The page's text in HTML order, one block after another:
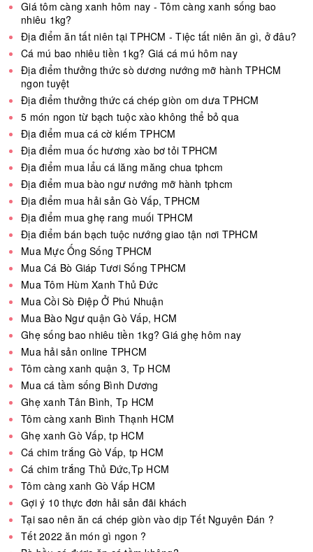
Giá tôm càng xanh hôm nay - Tôm càng xanh sống bao
nhiêu 1kg?
Địa điểm ăn tất niên tại TPHCM - Tiệc tất niên ăn gì, ở đâu?
Cá mú bao nhiêu tiền 1kg? Giá cá mú hôm nay
Địa điểm thưởng thức sò dương nướng mỡ hành TPHCM
ngon tuyệt
Địa điểm thưởng thức cá chép giòn om dưa TPHCM
5 món ngon từ bạch tuộc xào không thể bỏ qua
Địa điểm mua cá cờ kiếm TPHCM
Địa điểm mua ốc hương xào bơ tỏi TPHCM
Địa điểm mua lẩu cá lăng măng chua tphcm
Địa điểm mua bào ngư nướng mỡ hành tphcm
Địa điểm mua hải sản Gò Vấp, TPHCM
Địa điểm mua ghẹ rang muối TPHCM
Địa điểm bán bạch tuộc nướng giao tận nơi TPHCM
Mua Mực Ống Sống TPHCM
Mua Cá Bò Giáp Tươi Sống TPHCM
Mua Tôm Hùm Xanh Thủ Đức
Mua Cồi Sò Điệp Ở Phú Nhuận
Mua Bào Ngư quận Gò Vấp, HCM
Ghẹ sống bao nhiêu tiền 1kg? Giá ghẹ hôm nay
Mua hải sản online TPHCM
Tôm càng xanh quận 3, Tp HCM
Mua cá tầm sống Bình Dương
Ghẹ xanh Tân Bình, Tp HCM
Tôm càng xanh Bình Thạnh HCM
Ghẹ xanh Gò Vấp, tp HCM
Cá chim trắng Gò Vấp, tp HCM
Cá chim trắng Thủ Đức,Tp HCM
Tôm càng xanh Gò Vấp HCM
Gợi ý 10 thực đơn hải sản đãi khách
Tại sao nên ăn cá chép giòn vào dịp Tết Nguyên Đán ?
Tết 2022 ăn món gì ngon ?